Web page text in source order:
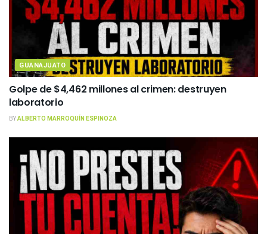
GUANAJUATO
Golpe de $4,462 millones al crimen: destruyen
laboratorio
BYALBERTO MARROQUÍN ESPINOZA